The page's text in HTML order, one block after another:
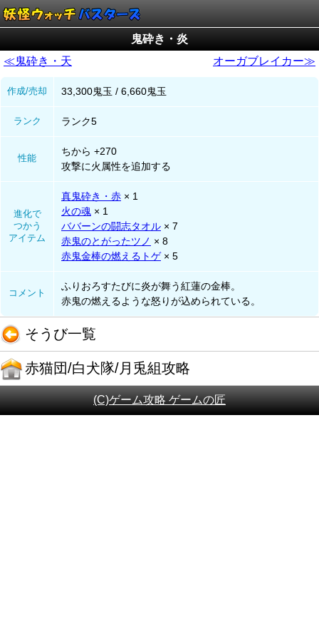
鬼砕き・炎
≪鬼砕き・天
オーガブレイカー≫
作成/売却 33,300鬼玉 / 6,660鬼玉
ランク ランク5
性能
ちから +270
攻撃に火属性を追加する
進化で
つかう
アイテム
真鬼砕き・赤 × 1
火の魂 × 1
ババーンの闘志タオル × 7
赤鬼のとがったツノ × 8
赤鬼金棒の燃えるトゲ× 5
コメント
ふりおろすたびに炎が舞う紅蓮の金棒。
赤鬼の燃えるような怒りが込められている。
そうび一覧
赤猫団/白犬隊/月兎組攻略
(C)ゲーム攻略 ゲームの匠